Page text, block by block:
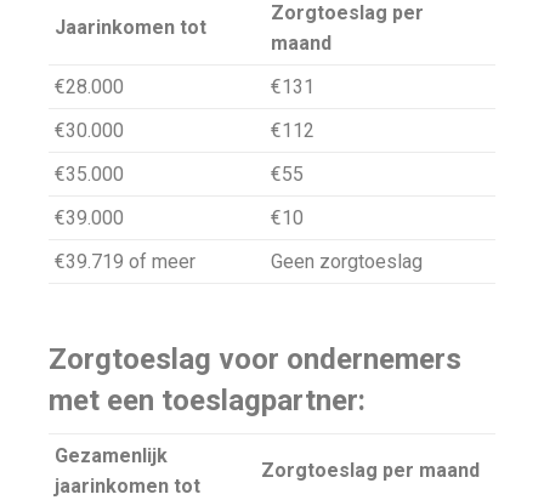
Jaarinkomen tot
Zorgtoeslag per
maand
€28.000
€131
€30.000
€112
€35.000
€55
€39.000
€10
€39.719 of meer
Geen zorgtoeslag
Zorgtoeslag voor ondernemers
met een toeslagpartner:
Gezamenlijk
jaarinkomen tot
Zorgtoeslag per maand